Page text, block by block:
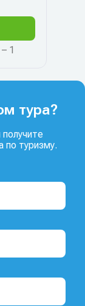
1
тура?
по туризму.